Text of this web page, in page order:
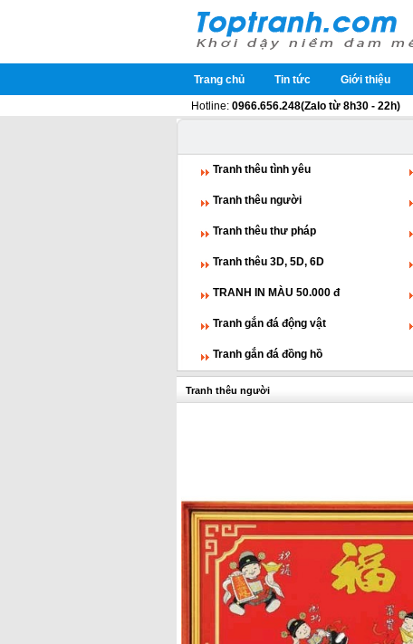
Trang chủ Tin tức Giới thiệu
Hotline: 0966.656.248(Zalo từ 8h30 - 22h)
Tranh thêu tình yêu
Tranh thêu người
Tranh thêu thư pháp
Tranh thêu 3D, 5D, 6D
TRANH IN MÀU 50.000 đ
Tranh gắn đá động vật
Tranh gắn đá đồng hồ
Tranh thêu người